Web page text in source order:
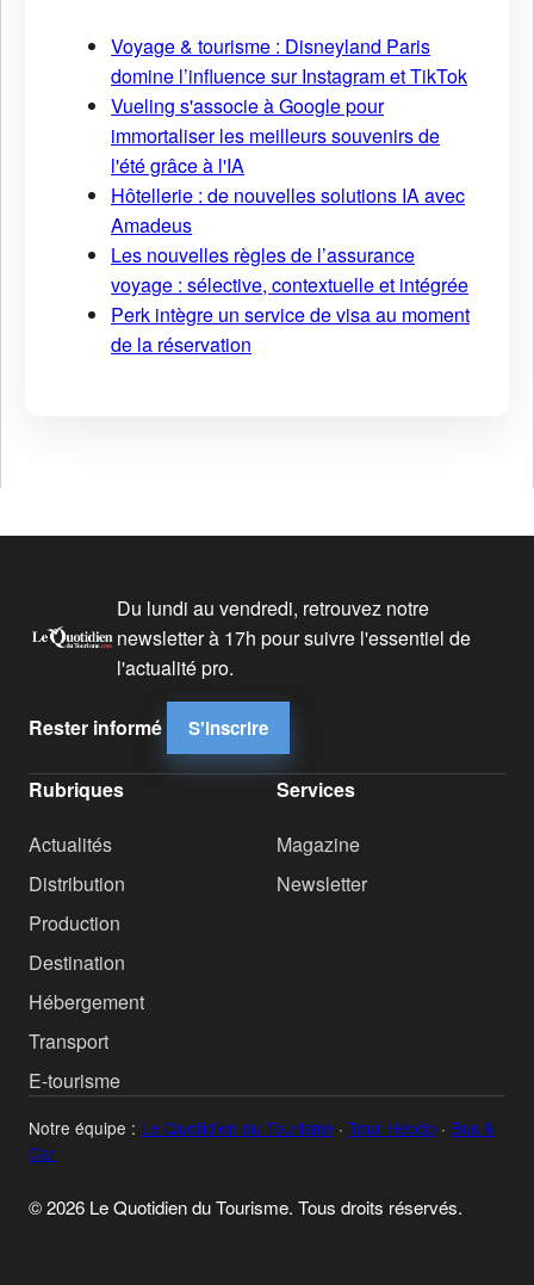
Voyage & tourisme : Disneyland Paris
domine l’influence sur Instagram et TikTok
Vueling s'associe à Google pour
immortaliser les meilleurs souvenirs de
l'été grâce à l'IA
Hôtellerie : de nouvelles solutions IA avec
Amadeus
Les nouvelles règles de l’assurance
voyage : sélective, contextuelle et intégrée
Perk intègre un service de visa au moment
de la réservation
Du lundi au vendredi, retrouvez notre
newsletter à 17h pour suivre l'essentiel de
l'actualité pro.
Rester informé S'inscrire
Rubriques
Actualités
Distribution
Production
Destination
Hébergement
Transport
E-tourisme
Services
Magazine
Newsletter
Notre équipe : Le Quotidien du Tourisme · Tour Hebdo · Bus &
Car
© 2026 Le Quotidien du Tourisme. Tous droits réservés.